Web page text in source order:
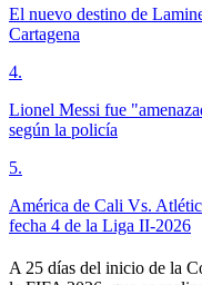
El nuevo destino de
Cartagena
4.
Lionel Messi fue
según la policía
5.
América de Cali Vs.
fecha 4 de la Liga II-2026
A 25 días del inicio de la